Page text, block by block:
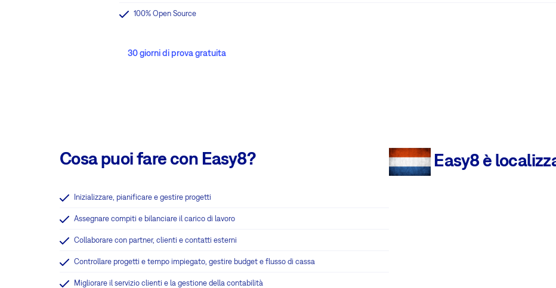
100% Open Source
30 giorni di prova gratuita
Cosa puoi fare con Easy8?
Inizializzare, pianificare e gestire progetti
Assegnare compiti e bilanciare il carico di lavoro
Collaborare con partner, clienti e contatti esterni
Controllare progetti e tempo impiegato, gestire budget e flusso di cassa
Migliorare il servizio clienti e la gestione della contabilità
Easy8 è